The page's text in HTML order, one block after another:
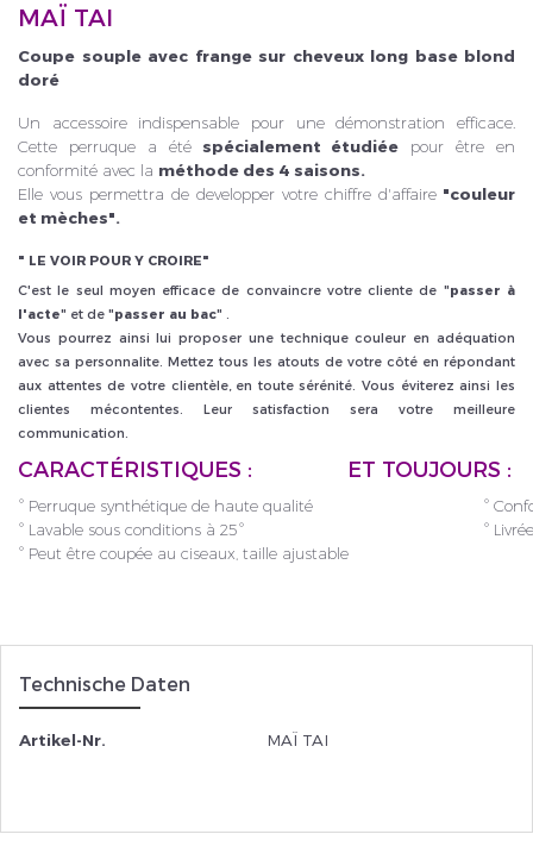
MAÏ TAI
Coupe souple avec frange sur cheveux long base blond
doré
Un accessoire indispensable pour une démonstration efficace.
Cette perruque a étéspécialement étudiée pour être en
conformité avec la méthode des 4 saisons.
Elle vous permettra de developper votre chiffre d'affaire "couleur
et mèches".
" LE VOIR POUR Y CROIRE"
C'est le seul moyen efficace de convaincre votre cliente de "passer à
l'acte" et de "passer au bac" .
Vous pourrez ainsi lui proposer une technique couleur en adéquation
avec sa personnalite. Mettez tous les atouts de votre côté en répondant
aux attentes de votre clientèle, en toute sérénité. Vous éviterez ainsi les
clientes mécontentes. Leur satisfaction sera votre meilleure
communication.
CARACTÉRISTIQUES : ET TOUJOURS :
° Perruque synthétique de haute qualité
° Lavable sous conditions à 25°
° Peut être coupée au ciseaux, taille ajustable
°
°
Technische Daten
Artikel-Nr. MAÏ TAI